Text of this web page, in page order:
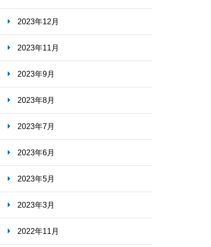
2023年12月
2023年11月
2023年9月
2023年8月
2023年7月
2023年6月
2023年5月
2023年3月
2022年11月